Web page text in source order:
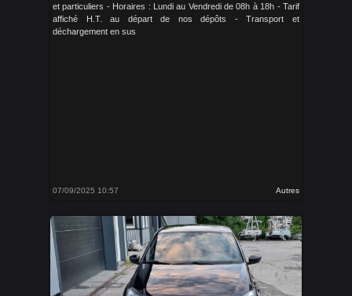
et particuliers - Horaires : Lundi au Vendredi de 08h à 18h - Tarif
affiché H.T. au départ de nos dépôts - Transport et
déchargement en sus
07/09/2025 10:57 Autres